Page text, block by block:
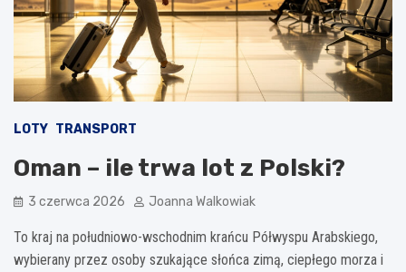
LOTY TRANSPORT
Oman – ile trwa lot z Polski?
3 czerwca 2026 Joanna Walkowiak
To kraj na południowo-wschodnim krańcu Półwyspu Arabskiego,
wybierany przez osoby szukające słońca zimą, ciepłego morza i